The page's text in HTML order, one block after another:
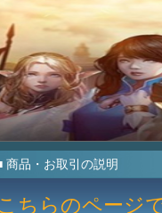
商品・お取引の説明
ちらのページ